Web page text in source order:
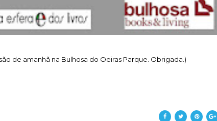
de amanhã na Bulhosa do Oeiras Parque. Obrigada.)